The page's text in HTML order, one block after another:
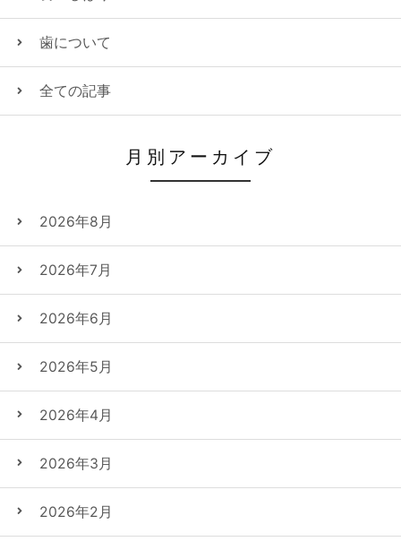
歯について
全ての記事
月別アーカイブ
2026年8月
2026年7月
2026年6月
2026年5月
2026年4月
2026年3月
2026年2月